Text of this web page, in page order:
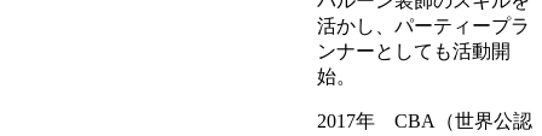
活かし、パーティープラ
ンナーとしても活動開
始。
2017年 CBA（世界公認